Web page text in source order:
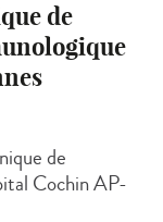
de
de
Cochin AP-